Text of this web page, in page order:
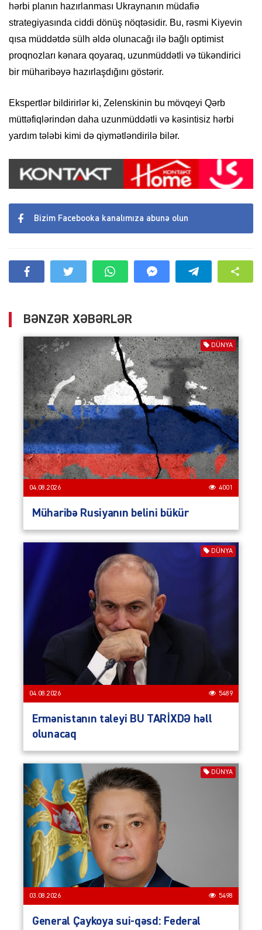
hərbi planın hazırlanması Ukraynanın müdafiə
strategiyasında ciddi dönüş nöqtəsidir. Bu, rəsmi Kiyevin
qısa müddətdə sülh əldə olunacağı ilə bağlı optimist
proqnozları kənara qoyaraq, uzunmüddətli və tükəndirici
bir müharibəyə hazırlaşdığını göstərir.
Ekspertlər bildirirlər ki, Zelenskinin bu mövqeyi Qərb
müttəfiqlərindən daha uzunmüddətli və kəsintisiz hərbi
yardım tələbi kimi də qiymətləndirilə bilər.
Bizim Facebooka kanalımıza abunə olun
BƏNZƏR XƏBƏRLƏR
DÜNYA
04.08.2026 4001
Müharibə Rusiyanın belini bükür
DÜNYA
04.08.2026 5489
Ermənistanın taleyi BU TARİXDƏ həll
olunacaq
DÜNYA
03.08.2026 5498
General Çaykoya sui-qəsd: Federal